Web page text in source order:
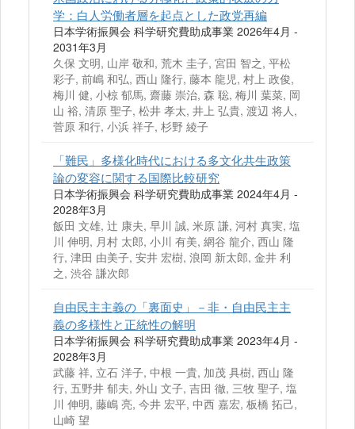
学：白人労働者層を起点とした政党再編
日本学術振興会 科学研究費助成事業 2026年4月 -
2031年3月
久保 文明, 山岸 敬和, 荒木 圭子, 宮田 智之, 平松
彩子, 前嶋 和弘, 西山 隆行, 藤本 龍児, 村上 政俊,
梅川 健, 小椋 郁馬, 齋藤 崇治, 森 聡, 梅川 葉菜, 岡
山 裕, 清原 聖子, 松井 孝太, 井上 弘貴, 渡辺 将人,
菅原 和行, 小浜 祥子, 杉野 綾子
「難民」多様化時代における多文化共生政策
論の変容に関する国際比較研究
日本学術振興会 科学研究費助成事業 2024年4月 -
2028年3月
飯田 文雄, 辻 康夫, 早川 誠, 米原 謙, 河村 真実, 塩
川 伸明, 月村 太郎, 小川 有美, 網谷 龍介, 西山 隆
行, 津田 由美子, 安井 宏樹, 浪岡 新太郎, 金井 利
之, 渋谷 謙次郎
自由民主主義の「裏面史」－非・自由民主主
義の多様性と正統性の解明
日本学術振興会 科学研究費助成事業 2023年4月 -
2028年3月
武藤 祥, 立石 洋子, 中根 一貴, 加茂 具樹, 西山 隆
行, 五野井 郁夫, 外山 文子, 吉田 徹, 三牧 聖子, 塩
川 伸明, 藤嶋 亮, 今井 宏平, 中西 嘉宏, 板橋 拓己,
山崎 望